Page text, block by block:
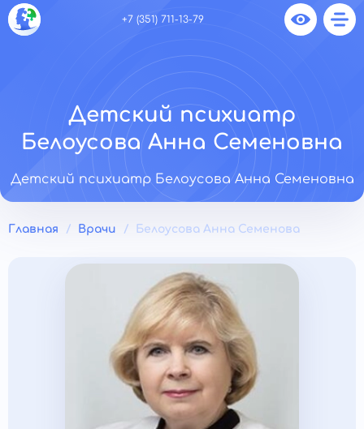
+7 (351) 711-13-79
Детский психиатр
Белоусова Анна Семеновна
Детский психиатр Белоусова Анна Семеновна
Главная Врачи Белоусова Анна Семенова